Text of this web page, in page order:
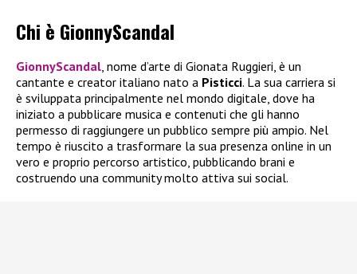
Chi è GionnyScandal
GionnyScandal, nome d’arte di Gionata Ruggieri, è un
cantante e creator italiano nato a Pisticci. La sua carriera si
è sviluppata principalmente nel mondo digitale, dove ha
iniziato a pubblicare musica e contenuti che gli hanno
permesso di raggiungere un pubblico sempre più ampio. Nel
tempo è riuscito a trasformare la sua presenza online in un
vero e proprio percorso artistico, pubblicando brani e
costruendo una community molto attiva sui social.